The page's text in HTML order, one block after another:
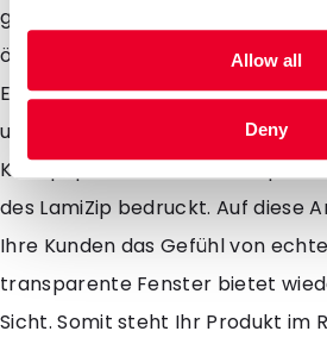
Allow all
Deny
geboten. Und machen Sie sich
öffnen der Verpackung. Dank der
Einreißkerben im Beutel, kann Ihr
unabhängig von der Versiegelung
Kraftpapierbeutel sind komplett
des LamiZip bedruckt. Auf diese
Ihre Kunden das Gefühl von
transparente Fenster bietet
Sicht. Somit steht Ihr Produkt im